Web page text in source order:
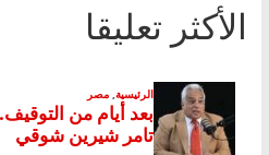
الأكثر تعليقا